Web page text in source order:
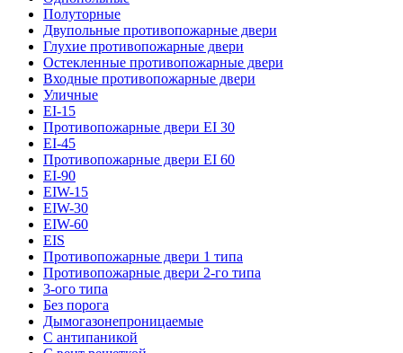
Полуторные
Двупольные противопожарные двери
Глухие противопожарные двери
Остекленные противопожарные двери
Входные противопожарные двери
Уличные
EI-15
Противопожарные двери EI 30
EI-45
Противопожарные двери EI 60
EI-90
EIW-15
EIW-30
EIW-60
EIS
Противопожарные двери 1 типа
Противопожарные двери 2-го типа
3-ого типа
Без порога
Дымогазонепроницаемые
С антипаникой